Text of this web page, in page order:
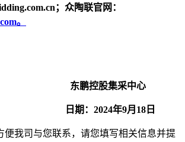
；众陶联官网：
。
东鹏控股集采中心
日期： 2024年9月 18 日
便我司与您联系，请您填写相关信息并提